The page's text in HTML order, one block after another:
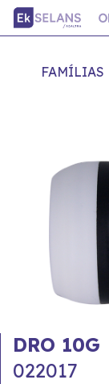
FAMÍLIAS
DRO 10G
022017